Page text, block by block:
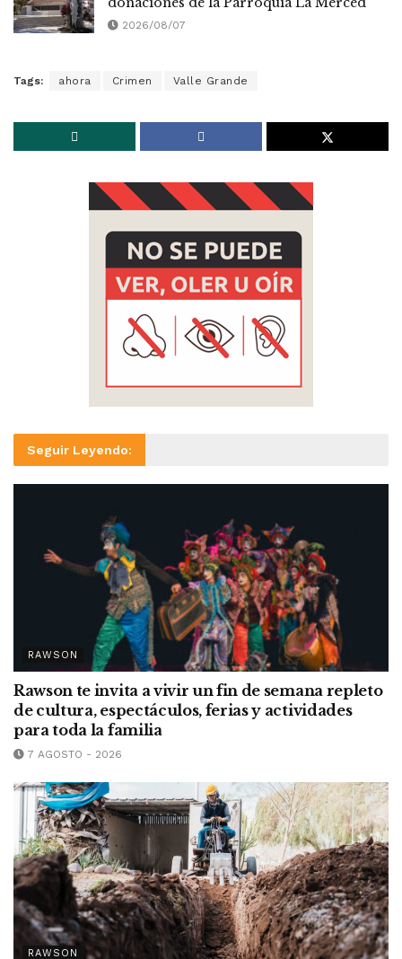
2026/08/07
Tags: ahora Crimen Valle Grande
Seguir Leyendo:
RAWSON
Rawson te invita a vivir un fin de semana repleto
de cultura, espectáculos, ferias y actividades
para toda la familia
7 AGOSTO - 2026
RAWSON